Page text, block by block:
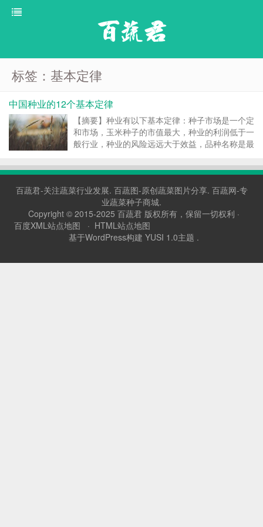
百蔬君
标签：基本定律
中国种业的12个基本定律
【摘要】种业有以下基本定律：种子市场是一个定
和市场，玉米种子的市值最大，种业的利润低于一
般行业，种业的风险远远大于效益，品种名称是最
业公司都是撑死的，大品种都出自小育种家，大品
植方式重大变革...
百蔬君-关注蔬菜行业发展. 百蔬图-原创蔬菜图片分享. 百蔬网-专
业蔬菜种子商城.
Copyright © 2015-2025 百蔬君 版权所有，保留一切权利 ·
百度XML站点地图 · HTML站点地图
基于WordPress构建 YUSI 1.0主题 .